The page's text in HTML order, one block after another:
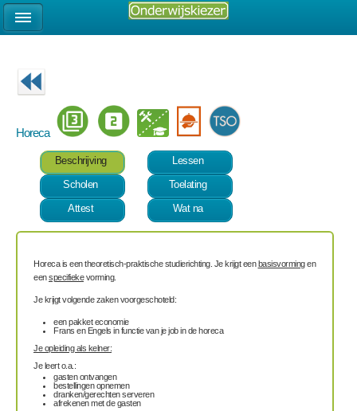
Horeca
Beschrijving
Lessen
Scholen
Toelating
Attest
Wat na
Horeca is eentheoretisch-praktischestudierichting. Je krijgt eenbasisvormingen
eenspecifiekevorming.
Je krijgt volgende zaken voorgeschoteld:
een pakket economie
Frans en Engels in functie van je job in de horeca
Je opleiding als kelner:
Je leert o.a.:
gasten ontvangen
bestellingen opnemen
dranken/gerechten serveren
afrekenen met de gasten